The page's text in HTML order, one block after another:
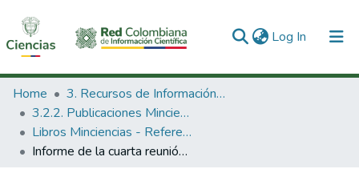
Log In (current)
Communities & Collections
All of DSpace
Statistics
Home
3. Recursos de Información Científica y Tecnológica
3.2.2. Publicaciones Minciencias
Libros Minciencias - Referenciales
Informe de la cuarta reunión de la comisión de ciencia y tecnología del Convenio Andrés Bello.